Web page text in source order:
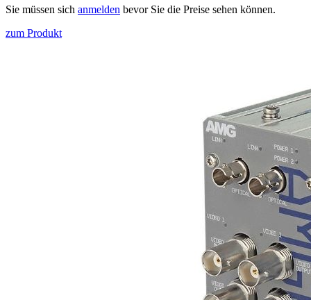
Sie müssen sich anmelden bevor Sie die Preise sehen können.
zum Produkt